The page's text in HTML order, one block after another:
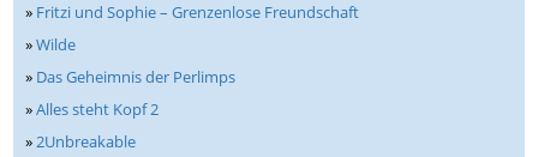
» Fritzi und Sophie – Grenzenlose Freundschaft
»Wilde
» Das Geheimnis der Perlimps
»Alles steht Kopf 2
»2Unbreakable